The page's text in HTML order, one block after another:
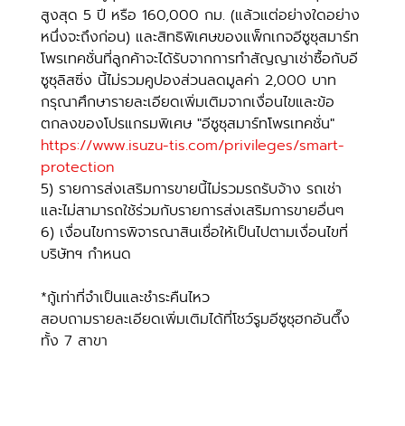
สูงสุด 5 ปี หรือ 160,000 กม. (แล้วแต่อย่างใดอย่าง
หนึ่งจะถึงก่อน) และสิทธิพิเศษของแพ็กเกจอีซูซุสมาร์ท
โพรเทคชั่นที่ลูกค้าจะได้รับจากการทำสัญญาเช่าซื้อกับอี
ซูซุลิสซิ่ง นี้ไม่รวมคูปองส่วนลดมูลค่า 2,000 บาท
กรุณาศึกษารายละเอียดเพิ่มเติมจากเงื่อนไขและข้อ
ตกลงของโปรแกรมพิเศษ "อีซูซุสมาร์ทโพรเทคชั่น"
https://www.isuzu-tis.com/privileges/smart-
protection
5) รายการส่งเสริมการขายนี้ไม่รวมรถรับจ้าง รถเช่า
และไม่สามารถใช้ร่วมกับรายการส่งเสริมการขายอื่นๆ
6) เงื่อนไขการพิจารณาสินเชื่อให้เป็นไปตามเงื่อนไขที่
บริษัทฯ กำหนด
*กู้เท่าที่จำเป็นและชำระคืนไหว
สอบถามรายละเอียดเพิ่มเติมได้ที่โชว์รูมอีซูซุฮกอันตึ๊ง
ทั้ง 7 สาขา